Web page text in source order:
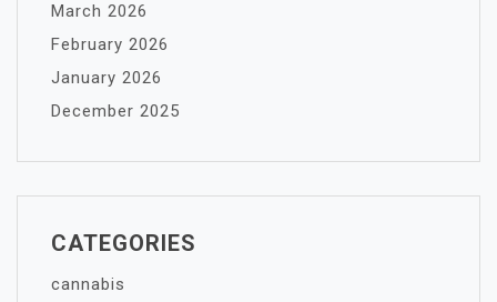
March 2026
February 2026
January 2026
December 2025
CATEGORIES
cannabis